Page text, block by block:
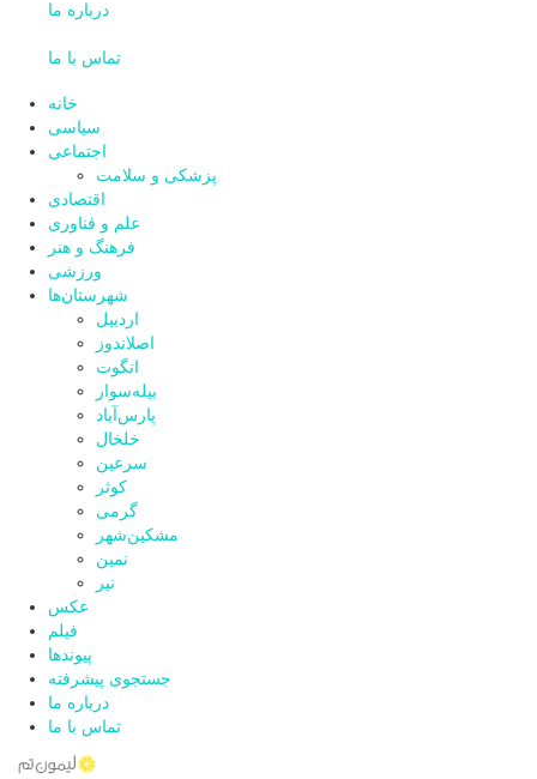
درباره ما
تماس با ما
خانه
سیاسی
اجتماعی
پزشکی و سلامت
اقتصادی
علم و فناوری
فرهنگ و هنر
ورزشی
شهرستان‌ها
اردبیل
اصلاندوز
انگوت
بیله‌سوار
پارس‌آباد
خلخال
سرعین
کوثر
گرمی
مشکین‌شهر
نمین
نیر
عکس
فیلم
پیوندها
جستجوی پیشرفته
درباره ما
تماس با ما